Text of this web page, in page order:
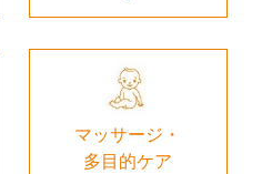
マッサージ・
多目的ケア